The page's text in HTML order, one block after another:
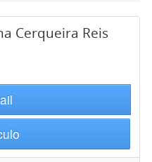
Cerqueira Reis